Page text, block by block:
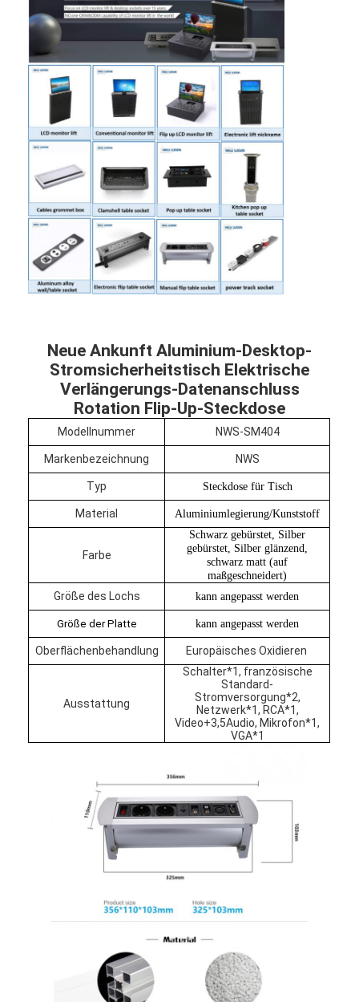
Startseite
Produkte
Über uns
Fabrik Tour
Interaktive Tafeln
Konferenz-System
LCD-Monitorhebe
Pop-up-Schreibtisch-Socket
Neue Ankunft Aluminium-Desktop-
Stromsicherheitstisch Elektrische
Verlängerungs-Datenanschluss
Rotation Flip-Up-Steckdose
Modellnummer NWS-SM404
Markenbezeichnung NWS
Typ Steckdose für Tisch
Material Aluminiumlegierung/Kunststoff
Farbe
Schwarz gebürstet, Silber
gebürstet, Silber glänzend,
schwarz matt (auf
maßgeschneidert)
Größe des Lochs kann angepasst werden
Größe der Platte kann angepasst werden
Oberflächenbehandlung Europäisches Oxidieren
Ausstattung
Schalter*1, französische
Standard-
Stromversorgung*2,
Netzwerk*1, RCA*1,
Video+3,5Audio, Mikrofon*1,
VGA*1